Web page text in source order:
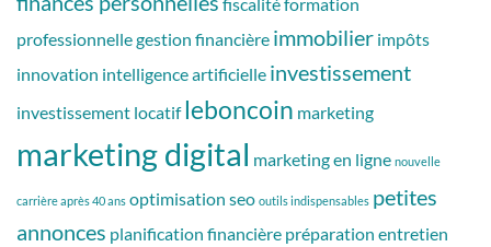
professionnellegestion financière immobilier impôts
innovation intelligence artificielle investissement
investissement locatif leboncoin marketing
marketing digital marketing en ligne nouvelle
carrière après 40 ans optimisation seo outils indispensables petites
annonces planification financière préparation entretien